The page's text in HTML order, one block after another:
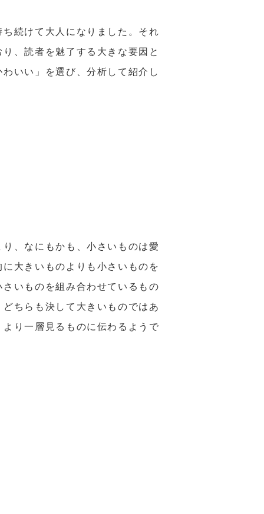
続けて大人になりました。それ
、読者を魅了する大きな要因と
いい」を選び、分析して紹介し
、なにもかも、小さいものは愛
大きいものよりも小さいものを
いものを組み合わせているもの
ちらも決して大きいものではあ
り一層見るものに伝わるようで